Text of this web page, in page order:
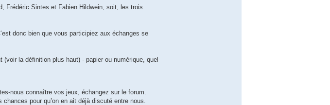
Frédéric Sintes et Fabien Hildwein, soit, les trois
donc bien que vous participiez aux échanges se
la définition plus haut) - papier ou numérique, quel
nous connaître vos jeux, échangez sur le forum.
pour qu’on en ait déjà discuté entre nous.